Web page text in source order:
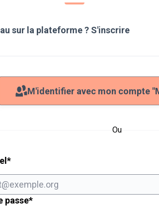
sur la plateforme ? S'inscrire
M'identifier avec mon compte
Ou
*Champ obligatoire
passe*Champ obligatoire